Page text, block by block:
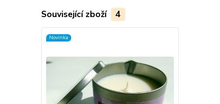
Související zboží 4
Novinka